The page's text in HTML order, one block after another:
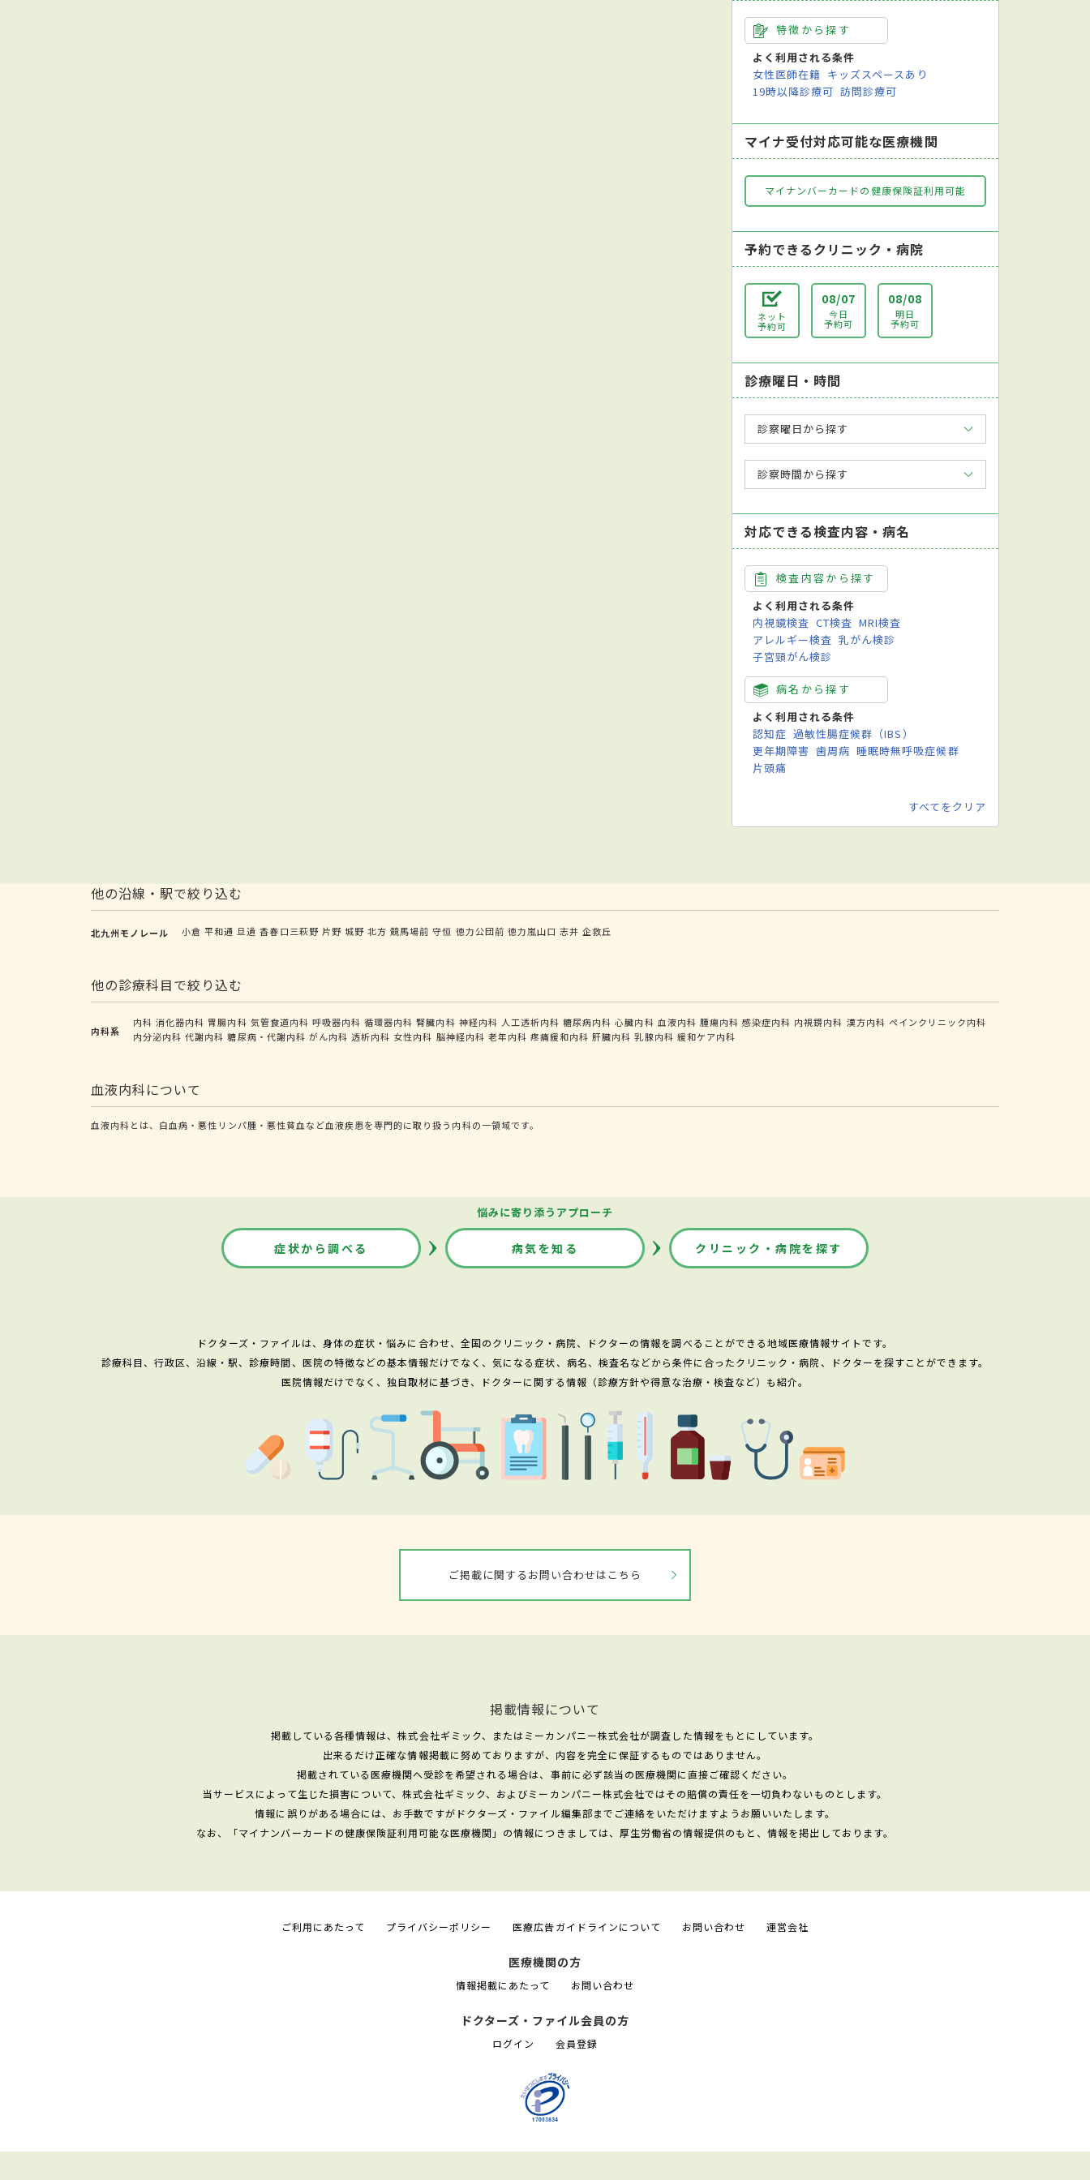
特徴から探す
よく利用される条件
女性医師在籍 キッズスペースあり
19時以降診療可 訪問診療可
マイナ受付対応可能な医療機関
マイナンバーカードの健康保険証利用可能
予約できるクリニック・病院
ネット
予約可
08/07
今日
予約可
08/08
明日
予約可
診療曜日・時間
診察曜日から探す
診察時間から探す
対応できる検査内容・病名
検査内容から探す
よく利用される条件
内視鏡検査 CT検査 MRI検査
アレルギー検査 乳がん検診
子宮頸がん検診
病名から探す
よく利用される条件
認知症 過敏性腸症候群（IBS）
更年期障害 歯周病 睡眠時無呼吸症候群
片頭痛
すべてをクリア
他の沿線・駅で絞り込む
北九州モノレール 小倉 平和通 旦過 香春口三萩野 片野 城野 北方 競馬場前 守恒 徳力公団前 徳力嵐山口 志井 企救丘
他の診療科目で絞り込む
内科系
内科 消化器内科 胃腸内科 気管食道内科 呼吸器内科 循環器内科 腎臓内科 神経内科 人工透析内科 糖尿病内科 心臓内科 血液内科 腫瘍内科 感染症内科 内視鏡内科 漢方内科 ペインクリニック内科
内分泌内科 代謝内科 糖尿病・代謝内科 がん内科 透析内科 女性内科 脳神経内科 老年内科 疼痛緩和内科 肝臓内科 乳腺内科 緩和ケア内科
血液内科について
血液内科とは、白血病・悪性リンパ腫・悪性貧血など血液疾患を専門的に取り扱う内科の一領域です。
悩みに寄り添うアプローチ
症状から調べる 病気を知る クリニック・病院を探す
ドクターズ・ファイルは、身体の症状・悩みに合わせ、全国のクリニック・病院、ドクターの情報を調べることができる地域医療情報サイトです。
診療科目、行政区、沿線・駅、診療時間、医院の特徴などの基本情報だけでなく、気になる症状、病名、検査名などから条件に合ったクリニック・病院、ドクターを探すことができます。
医院情報だけでなく、独自取材に基づき、ドクターに関する情報（診療方針や得意な治療・検査など）も紹介。
ご掲載に関するお問い合わせはこちら
掲載情報について
掲載している各種情報は、株式会社ギミック、またはミーカンパニー株式会社が調査した情報をもとにしています。
出来るだけ正確な情報掲載に努めておりますが、内容を完全に保証するものではありません。
掲載されている医療機関へ受診を希望される場合は、事前に必ず該当の医療機関に直接ご確認ください。
当サービスによって生じた損害について、株式会社ギミック、およびミーカンパニー株式会社ではその賠償の責任を一切負わないものとします。
情報に誤りがある場合には、お手数ですがドクターズ・ファイル編集部までご連絡をいただけますようお願いいたします。
なお、「マイナンバーカードの健康保険証利用可能な医療機関」の情報につきましては、厚生労働省の情報提供のもと、情報を掲出しております。
ご利用にあたって プライバシーポリシー 医療広告ガイドラインについて お問い合わせ 運営会社
医療機関の方
情報掲載にあたって お問い合わせ
ドクターズ・ファイル会員の方
ログイン 会員登録